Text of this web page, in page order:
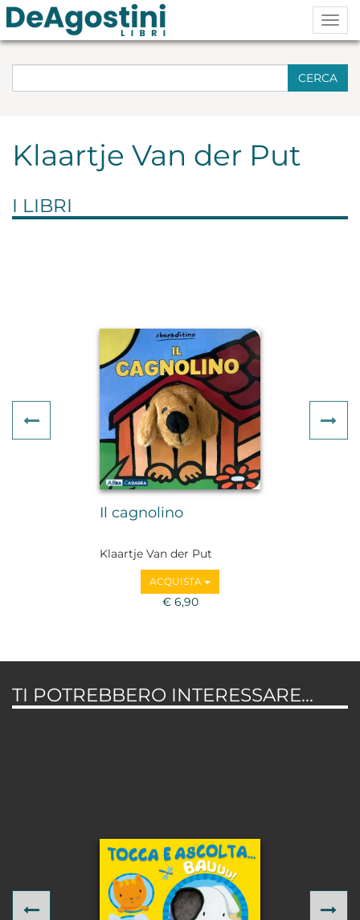
CERCA
Klaartje Van der Put
I LIBRI
Il cagnolino
Klaartje Van der Put
ACQUISTA
€ 6,90
Previous
TI POTREBBERO INTERESSARE...
Previous